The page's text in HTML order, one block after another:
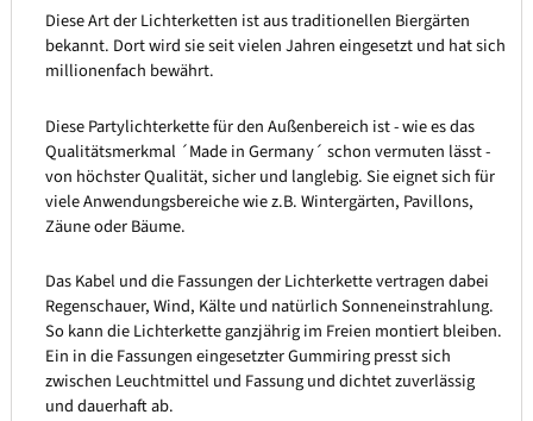
Diese Art der Lichterketten ist aus traditionellen Biergärten
bekannt. Dort wird sie seit vielen Jahren eingesetzt und hat sich
millionenfach bewährt.
Diese Partylichterkette für den Außenbereich ist - wie es das
Qualitätsmerkmal ´Made in Germany´ schon vermuten lässt -
von höchster Qualität, sicher und langlebig. Sie eignet sich für
viele Anwendungsbereiche wie z.B. Wintergärten, Pavillons,
Zäune oder Bäume.
Das Kabel und die Fassungen der Lichterkette vertragen dabei
Regenschauer, Wind, Kälte und natürlich Sonneneinstrahlung.
So kann die Lichterkette ganzjährig im Freien montiert bleiben.
Ein in die Fassungen eingesetzter Gummiring presst sich
zwischen Leuchtmittel und Fassung und dichtet zuverlässig
und dauerhaft ab.